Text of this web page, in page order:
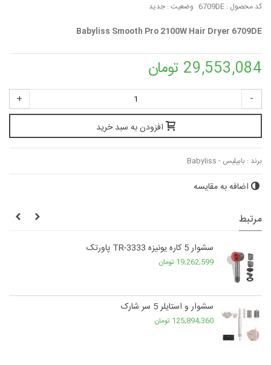
کد محصول : 6709DE وضعیت : جدید
Babyliss Smooth Pro 2100W Hair Dryer 6709DE
29,553,084 تومان
-
+
افزودن به سبد خرید
برند : بابیلیس - Babyliss
اضافه به مقایسه
مرتبط
سشوار 5 کاره یونیزه TR-3333 پاورتک
19,262,599 تومان
سشوار و استایلر 5 سر شارک
125,894,360 تومان